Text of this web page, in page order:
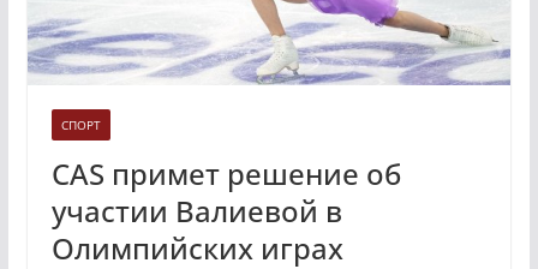
СПОРТ
CAS примет решение об
участии Валиевой в
Олимпийских играх